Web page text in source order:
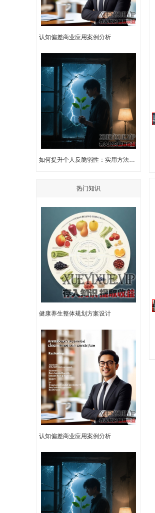
认知偏差商业应用案例分析
如何提升个人反脆弱性：实用方法全解析
热门知识
健康养生整体规划方案设计
认知偏差商业应用案例分析